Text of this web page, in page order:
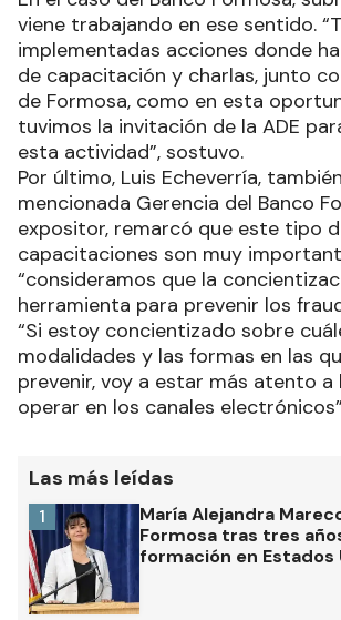
viene trabajando en ese sentido.
implementadas acciones donde
de capacitación y charlas, junto
de Formosa, como en esta
tuvimos la invitación de la ADE
esta actividad”, sostuvo.
Por último, Luis Echeverría,
mencionada Gerencia del Banco
expositor, remarcó que este tipo
capacitaciones son muy
“consideramos que la
herramienta para prevenir los
“Si estoy concientizado sobre
modalidades y las formas en las
prevenir, voy a estar más atento a
operar en los canales
Las más leídas
María Alejandra
Formosa tras tres
formación en Estados
1